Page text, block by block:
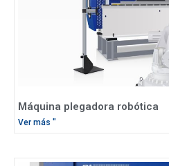
Máquina plegadora robótica
Ver más "